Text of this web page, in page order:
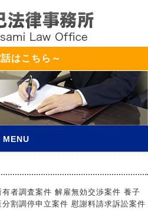
はこちら～
MENU
者調査案件 解雇無効交渉案件 養子
割調停申立案件 慰謝料請求訴訟案件